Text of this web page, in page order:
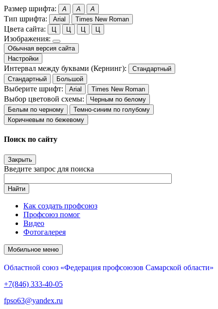
Размер шрифта: A A A
Тип шрифта: Arial Times New Roman
Цвета сайта: Ц Ц Ц Ц
Изображения:
Обычная версия сайта
Настройки
Интервал между буквами (Кернинг):
Стандартный
Стандартный
Большой
Выберите шрифт: Arial Times New Roman
Выбор цветовой схемы:
Черным по белому
Белым по черному
Темно-синим по голубому
Коричневым по бежевому
Поиск по сайту
Закрыть
Введите запрос для поиска
Найти
Как создать профсоюз
Профсоюз помог
Видео
Фотогалерея
Мобильное меню
Областной союз «Федерация профсоюзов Самарской области»
+7(846) 333-40-05
fpso63@yandex.ru